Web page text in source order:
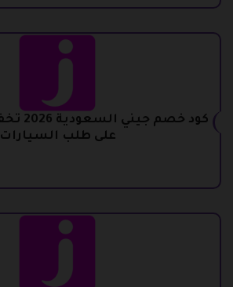
على طلب السيارات